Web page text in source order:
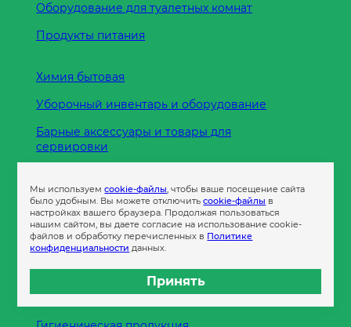
Оборудование для туалетных комнат
Продукты питания
Химия бытовая
Уборочный инвентарь и оборудование
Барные аксессуары и товары для
сервировки
Пленка
Пакеты и сумки
Контейнеры
Бумага офисная
Мы используемcookie-файлы, чтобы ваше посещение сайта
было удобным. Вы можете отключитьcookie-файлы в
настройках вашего браузера. Продолжая пользоваться
нашим сайтом, вы даете согласие на использование cookie-
файлов и обработку перечисленных в Политике
конфиденциальности данных.
Принять